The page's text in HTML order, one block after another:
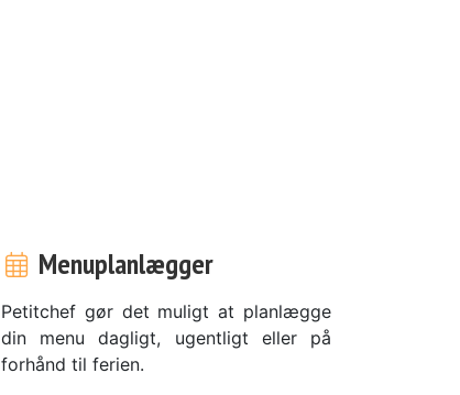
Menuplanlægger
Petitchef gør det muligt at planlægge
din menu dagligt, ugentligt eller på
forhånd til ferien.